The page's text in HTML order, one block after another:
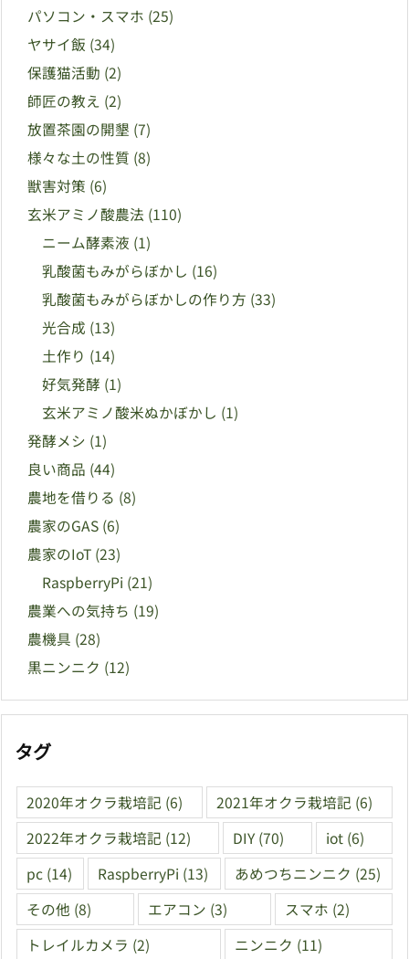
パソコン・スマホ (25)
ヤサイ飯 (34)
保護猫活動 (2)
師匠の教え (2)
放置茶園の開墾 (7)
様々な土の性質 (8)
獣害対策 (6)
玄米アミノ酸農法 (110)
ニーム酵素液 (1)
乳酸菌もみがらぼかし (16)
乳酸菌もみがらぼかしの作り方 (33)
光合成 (13)
土作り (14)
好気発酵 (1)
玄米アミノ酸米ぬかぼかし (1)
発酵メシ (1)
良い商品 (44)
農地を借りる (8)
農家のGAS (6)
農家のIoT (23)
RaspberryPi (21)
農業への気持ち (19)
農機具 (28)
黒ニンニク (12)
タグ
2020年オクラ栽培記 (6) 2021年オクラ栽培記 (6)
2022年オクラ栽培記 (12) DIY (70) iot (6)
pc (14) RaspberryPi (13) あめつちニンニク (25)
その他 (8) エアコン (3) スマホ (2)
トレイルカメラ (2) ニンニク (11)